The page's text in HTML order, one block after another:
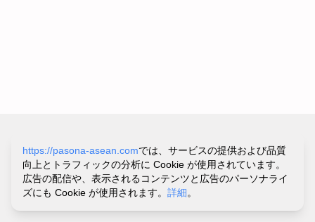
https://pasona-asean.comでは、サービスの提供および品質
向上とトラフィックの分析に Cookie が使用されています。
広告の配信や、表示されるコンテンツと広告のパーソナライ
ズにも Cookie が使用されます。 詳細。
サイトポリシー&プライバシーポリシー
利用規約
お問い合わせ・ヘルプ
© PASONA VIETNAM CO.,LTD.